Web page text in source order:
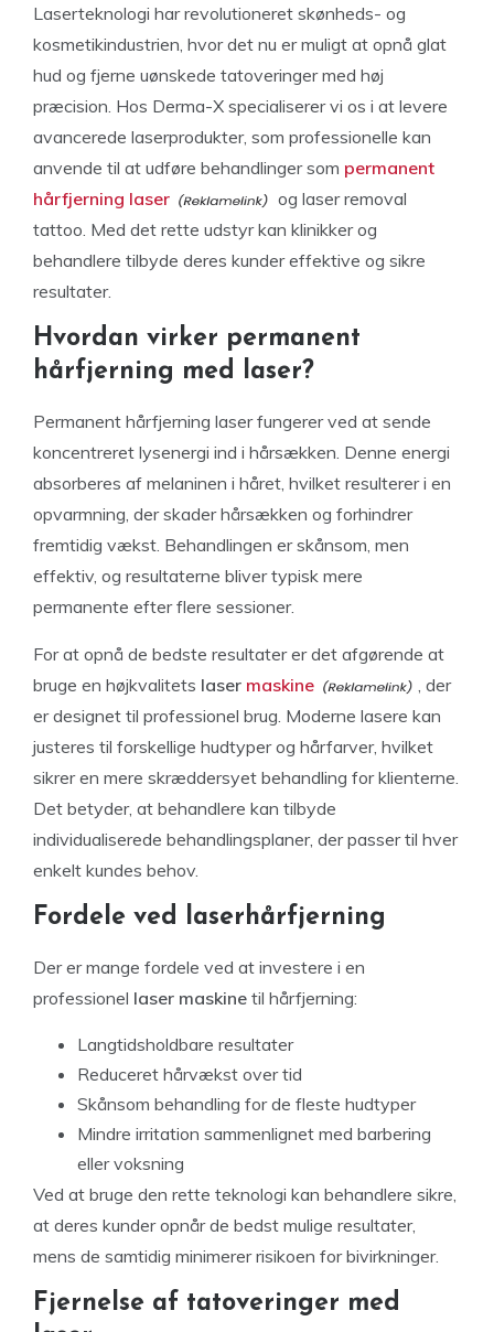
Laserteknologi har revolutioneret skønheds- og
kosmetikindustrien, hvor det nu er muligt at opnå glat
hud og fjerne uønskede tatoveringer med høj
præcision. Hos Derma-X specialiserer vi os i at levere
avancerede laserprodukter, som professionelle kan
anvende til at udføre behandlinger som permanent
hårfjerning laser
og laser removal
tattoo. Med det rette udstyr kan klinikker og
behandlere tilbyde deres kunder effektive og sikre
resultater.
Hvordan virker permanent
hårfjerning med laser?
Permanent hårfjerning laser fungerer ved at sende
koncentreret lysenergi ind i hårsækken. Denne energi
absorberes af melaninen i håret, hvilket resulterer i en
opvarmning, der skader hårsækken og forhindrer
fremtidig vækst. Behandlingen er skånsom, men
effektiv, og resultaterne bliver typisk mere
permanente efter flere sessioner.
For at opnå de bedste resultater er det afgørende at
bruge en højkvalitets laser maskine
, der
er designet til professionel brug. Moderne lasere kan
justeres til forskellige hudtyper og hårfarver, hvilket
sikrer en mere skræddersyet behandling for klienterne.
Det betyder, at behandlere kan tilbyde
individualiserede behandlingsplaner, der passer til hver
enkelt kundes behov.
Fordele ved laserhårfjerning
Der er mange fordele ved at investere i en
professionel laser maskine til hårfjerning:
Langtidsholdbare resultater
Reduceret hårvækst over tid
Skånsom behandling for de fleste hudtyper
Mindre irritation sammenlignet med barbering
eller voksning
Ved at bruge den rette teknologi kan behandlere sikre,
at deres kunder opnår de bedst mulige resultater,
mens de samtidig minimerer risikoen for bivirkninger.
Fjernelse af tatoveringer med